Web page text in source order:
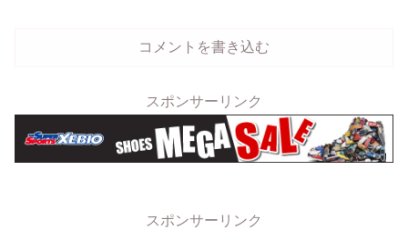
コメントを書き込む
スポンサーリンク
スポンサーリンク